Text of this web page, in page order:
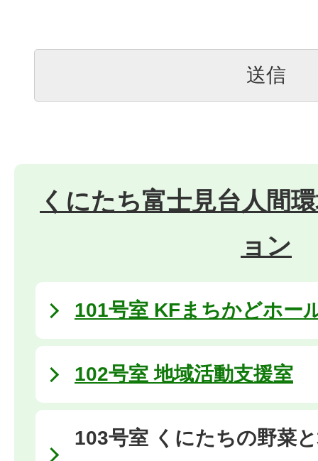
くにたち富士見台人間
ョン
101号室 KFまちかどホー
102号室 地域活動支援室
103号室 くにたちの野菜